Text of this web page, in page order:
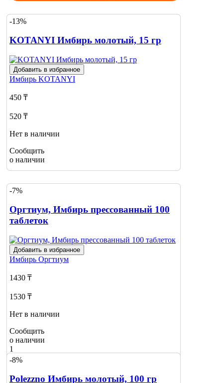
-13%
KOTANYI Имбирь молотый, 15 гр
Добавить в избранное
Имбирь KOTANYI
450 ₸
520 ₸
Нет в наличии
Сообщить
о наличии
-7%
Оргтиум, Имбирь прессованный 100
таблеток
Добавить в избранное
Имбирь Оргтиум
1430 ₸
1530 ₸
Нет в наличии
Сообщить
о наличии
1
-8%
Polezzno Имбирь молотый, 100 гр